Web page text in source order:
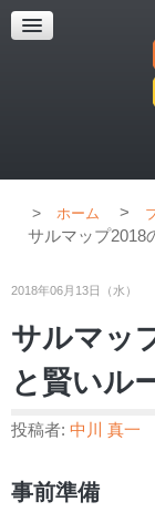
超解像顕微鏡
超解像顕微鏡
ホーム >
サルマップ2018
2018年06月13日（水）
サルマッ
と賢いル
投稿者: 中川 真一
事前準備